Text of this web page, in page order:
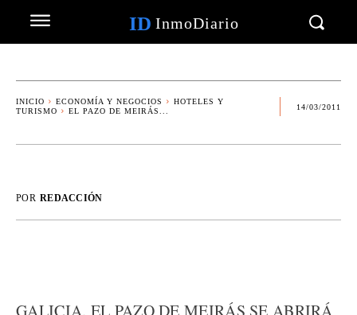
ID InmoDiario
INICIO ECONOMÍA Y NEGOCIOS
HOTELES Y
TURISMO
EL PAZO DE MEIRÁS...
14/03/2011
POR REDACCIÓN
GALICIA. EL PAZO DE MEIRÁS SE ABRIRÁ